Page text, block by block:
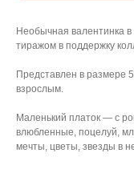
Необычная валентинка
тиражом в поддержку
Представлен в размере
взрослым.
Маленький платок — с
влюбленные, поцелуй,
мечты, цветы, звезды в